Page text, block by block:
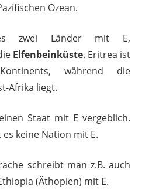
Ozean.
zwei Länder mit E,
Elfenbeinküste. Eritrea ist
während die
Afrika liegt.
Staat mit E vergeblich.
keine Nation mit E.
schreibt man z.B. auch
(Äthopien) mit E.